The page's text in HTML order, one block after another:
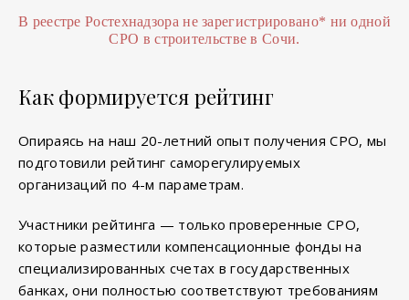
В реестре Ростехнадзора не зарегистрировано* ни одной
СРО в строительстве в Сочи.
Как формируется рейтинг
Опираясь на наш 20-летний опыт получения СРО, мы
подготовили рейтинг саморегулируемых
организаций по 4-м параметрам.
Участники рейтинга — только проверенные СРО,
которые разместили компенсационные фонды на
специализированных счетах в государственных
банках, они полностью соответствуют требованиям